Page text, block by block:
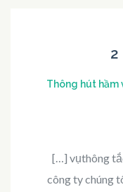
2
Thông hút hầm
[…] vụthông
công ty chúng